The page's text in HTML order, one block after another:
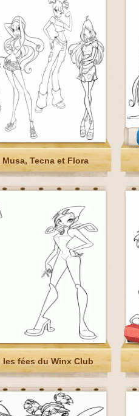
Tecna et Flora
les fées du Winx Club